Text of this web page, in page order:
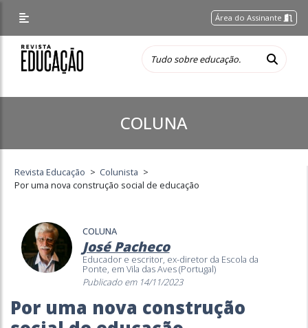
Área do Assinante
COLUNA
Revista Educação > Colunista >
Por uma nova construção social de educação
COLUNA
José Pacheco
Educador e escritor, ex-diretor da Escola da
Ponte, em Vila das Aves (Portugal)
Publicado em 14/11/2023
Por uma nova construção